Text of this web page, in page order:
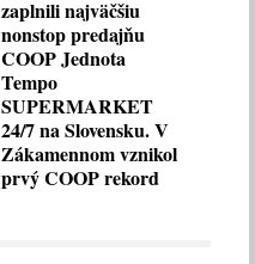
zaplnili najväčšiu
nonstop predajňu
COOP Jednota
Tempo
SUPERMARKET
24/7 na Slovensku. V
Zákamennom vznikol
prvý COOP rekord